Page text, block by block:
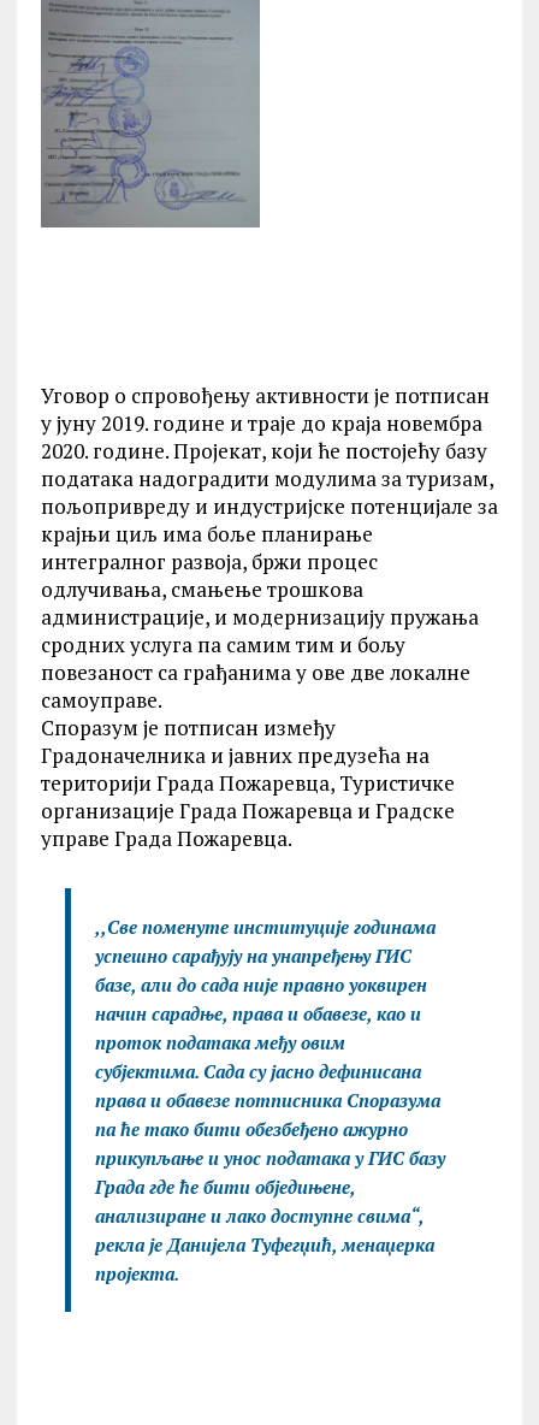
Уговор о спровођењу активности је потписан
у јуну 2019. године и траје до краја новембра
2020. године. Пројекат, који ће постојећу базу
података надоградити модулима за туризам,
пољопривреду и индустријске потенцијале за
крајњи циљ има боље планирање
интегралног развоја, бржи процес
одлучивања, смањење трошкова
администрације, и модернизацију пружања
сродних услуга па самим тим и бољу
повезаност са грађанима у ове две локалне
самоуправе.
Споразум је потписан између
Градоначелника и јавних предузећа на
територији Града Пожаревца, Туристичке
организације Града Пожаревца и Градске
управе Града Пожаревца.
,,Све поменуте институције годинама
успешно сарађују на унапређењу ГИС
базе, али до сада није правно уоквирен
начин сарадње, права и обавезе, као и
проток података међу овим
субјектима. Сада су јасно дефинисана
права и обавезе потписника Споразума
па ће тако бити обезбеђено ажурно
прикупљање и унос података у ГИС базу
Града где ће бити обједињене,
анализиране и лако доступне свима“,
рекла је Данијела Туфегџић, менаџерка
пројекта.